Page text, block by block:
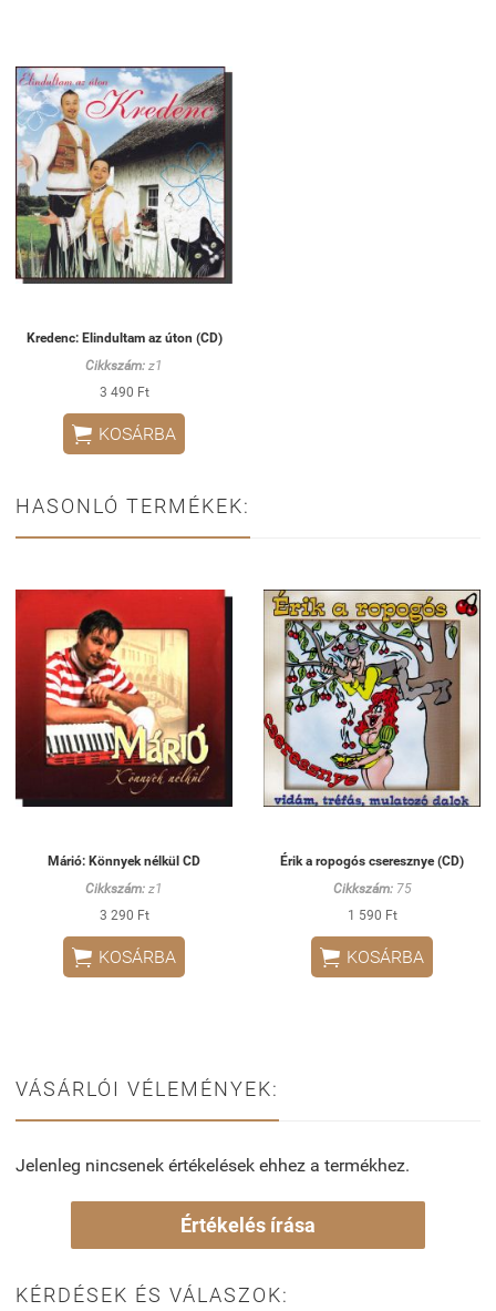
Kredenc: Elindultam az úton (CD)
Cikkszám: z1
3 490 Ft
 KOSÁRBA
HASONLÓ TERMÉKEK:
Márió: Könnyek nélkül CD
Cikkszám: z1
3 290 Ft
 KOSÁRBA
Érik a ropogós cseresznye (CD)
Cikkszám:75
1 590 Ft
 KOSÁRBA
VÁSÁRLÓI VÉLEMÉNYEK:
Jelenleg nincsenek értékelések ehhez a termékhez.
Értékelés írása
KÉRDÉSEK ÉS VÁLASZOK: